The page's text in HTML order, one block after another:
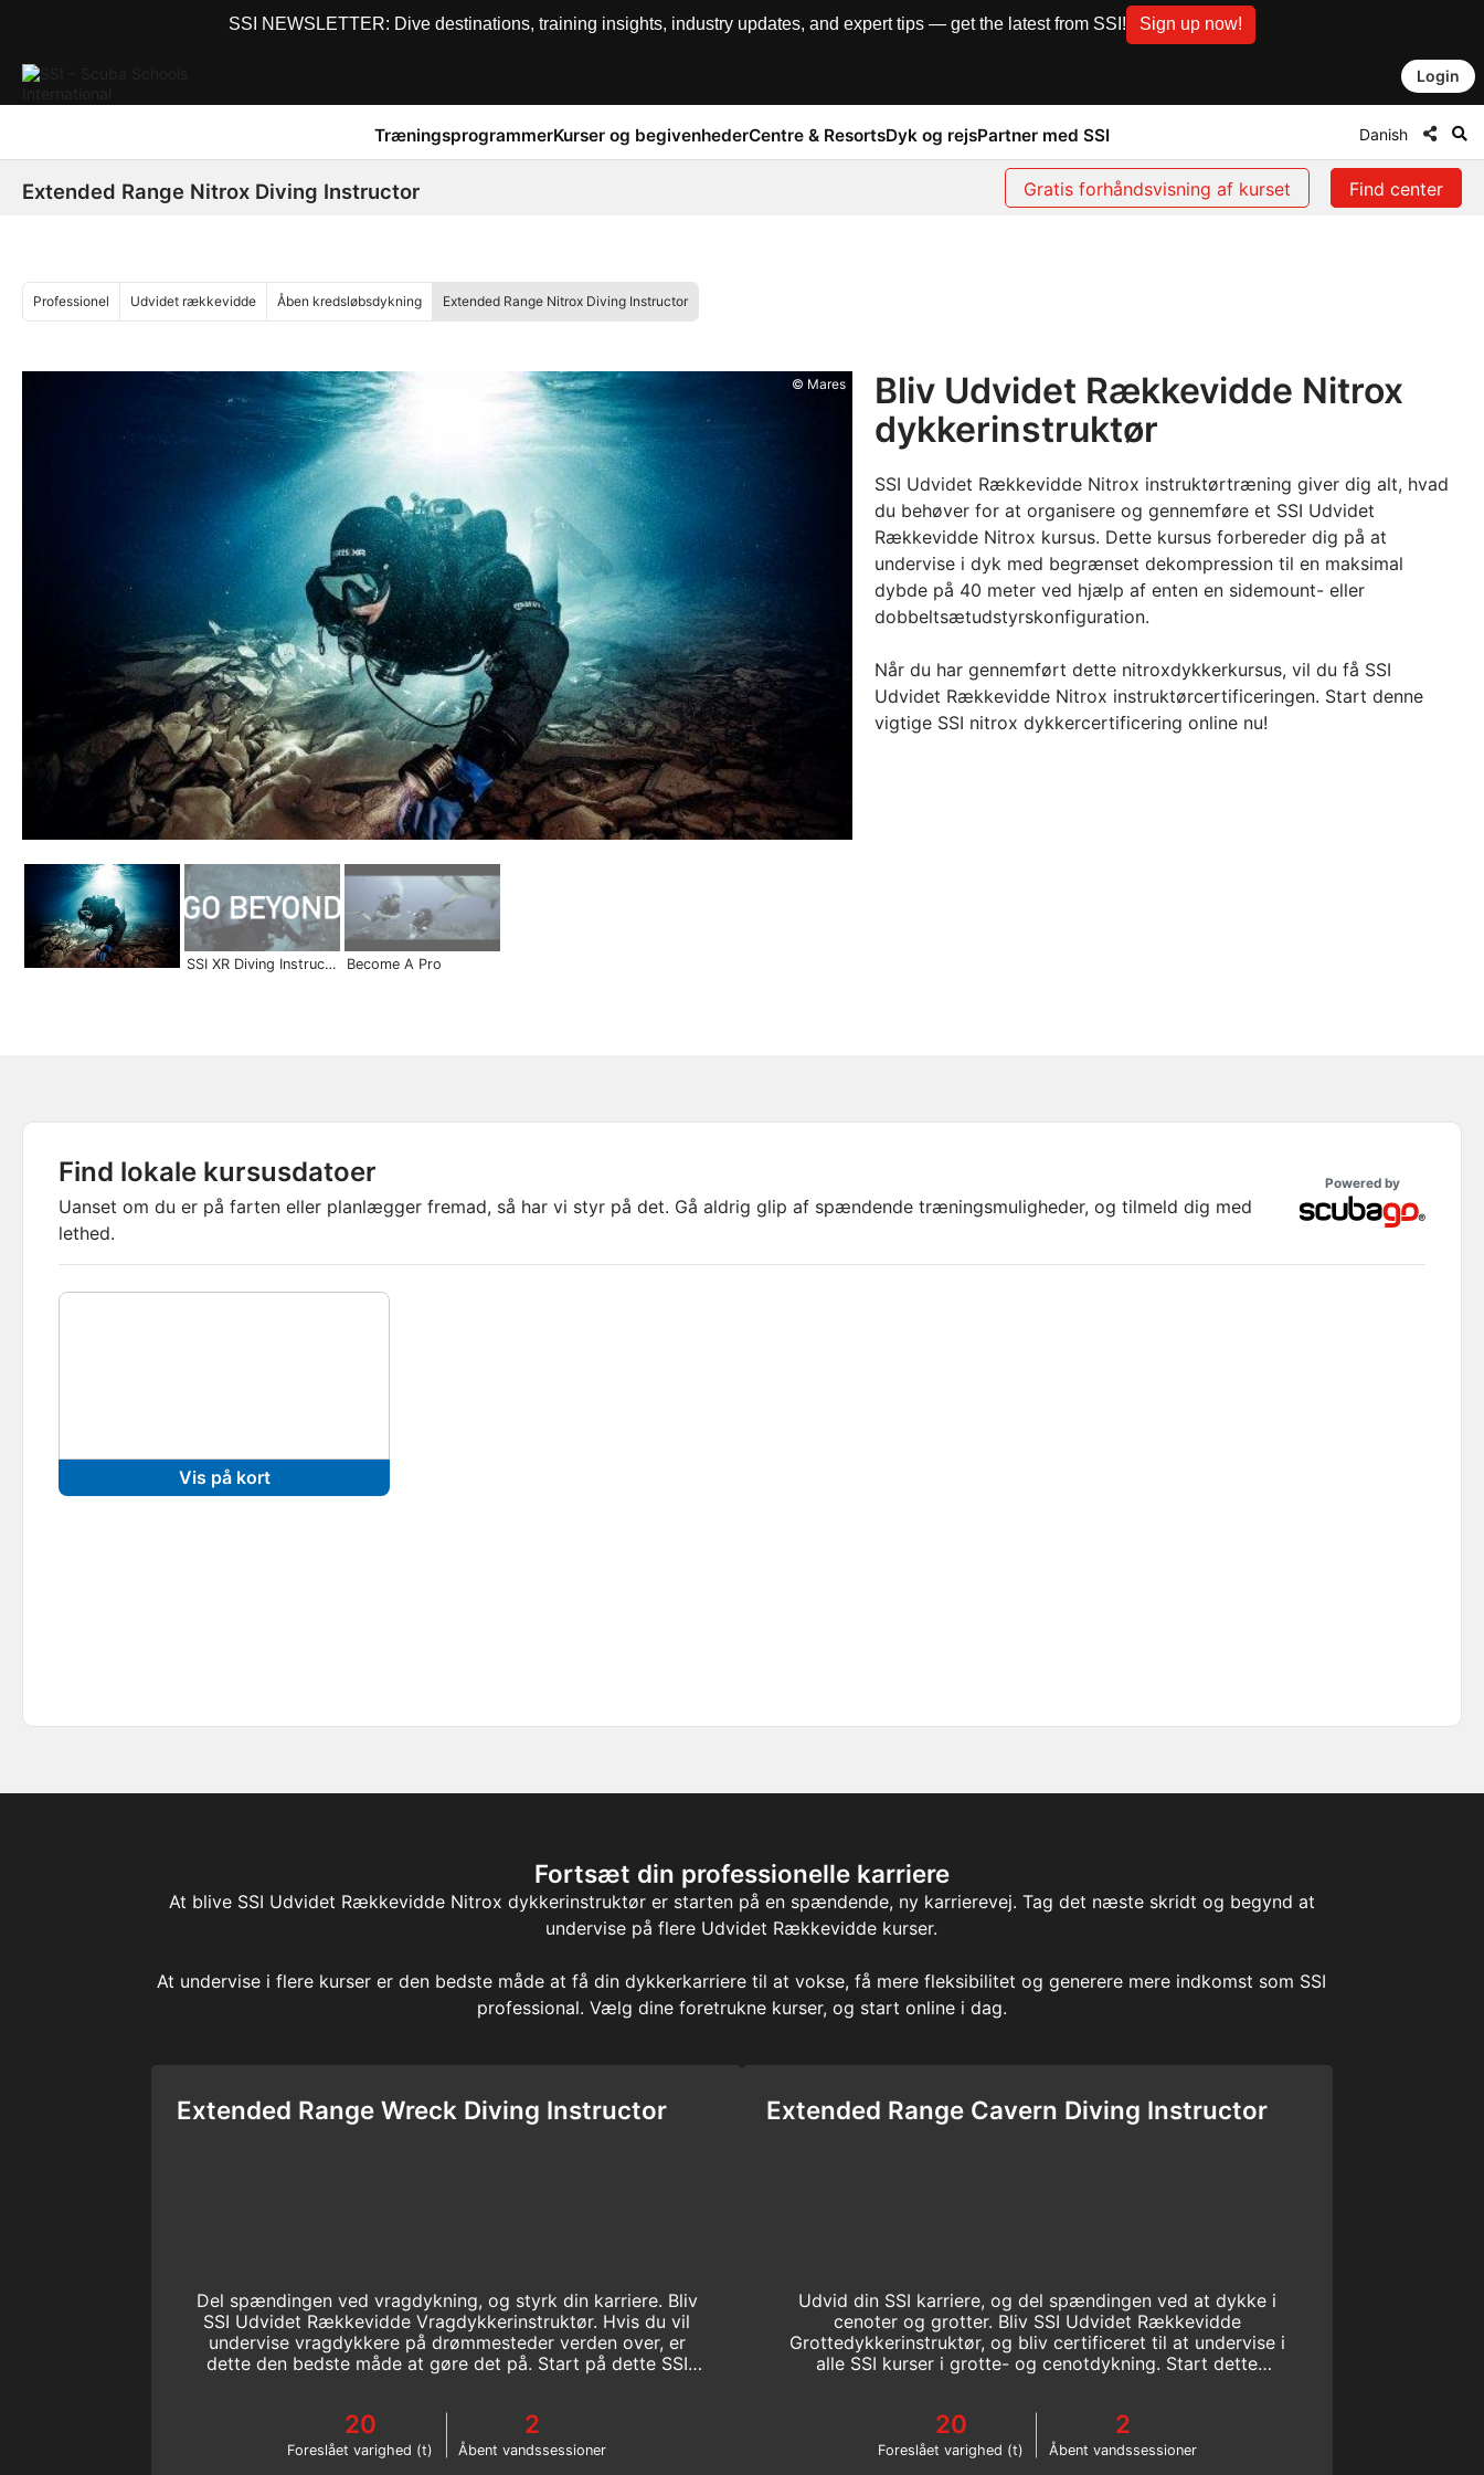
SSI NEWSLETTER: Dive destinations, training insights, industry updates, and expert tips — get the latest from SSI! Sign up now!
Login
TræningsprogrammerKurser og begivenhederCentre & ResortsDyk og rejsPartner med SSI Danish
Extended Range Nitrox Diving Instructor Gratis forhåndsvisning af kurset Find center
Professionel Udvidet rækkevidde Åben kredsløbsdykning Extended Range Nitrox Diving Instructor
© Mares
SSI XR Diving Instructor | Become a Pro Become A Pro
Bliv Udvidet Rækkevidde Nitrox
dykkerinstruktør
SSI Udvidet Rækkevidde Nitrox instruktørtræning giver dig alt, hvad
du behøver for at organisere og gennemføre et SSI Udvidet
Rækkevidde Nitrox kursus. Dette kursus forbereder dig på at
undervise i dyk med begrænset dekompression til en maksimal
dybde på 40 meter ved hjælp af enten en sidemount- eller
dobbeltsætudstyrskonfiguration.
Når du har gennemført dette nitroxdykkerkursus, vil du få SSI
Udvidet Rækkevidde Nitrox instruktørcertificeringen. Start denne
vigtige SSI nitrox dykkercertificering online nu!
Find lokale kursusdatoer
Uanset om du er på farten eller planlægger fremad, så har vi styr på det. Gå aldrig glip af spændende træningsmuligheder, og tilmeld dig med
lethed.
Powered by
Vis på kort
Fortsæt din professionelle karriere
At blive SSI Udvidet Rækkevidde Nitrox dykkerinstruktør er starten på en spændende, ny karrierevej. Tag det næste skridt og begynd at
undervise på flere Udvidet Rækkevidde kurser.
At undervise i flere kurser er den bedste måde at få din dykkerkarriere til at vokse, få mere fleksibilitet og generere mere indkomst som SSI
professional. Vælg dine foretrukne kurser, og start online i dag.
Extended Range Wreck Diving Instructor
Del spændingen ved vragdykning, og styrk din karriere. Bliv
SSI Udvidet Rækkevidde Vragdykkerinstruktør. Hvis du vil
undervise vragdykkere på drømmesteder verden over, er
dette den bedste måde at gøre det på. Start på dette SSI
20
Foreslået varighed (t)
2
Åbent vandssessioner
Extended Range Cavern Diving Instructor
Udvid din SSI karriere, og del spændingen ved at dykke i
cenoter og grotter. Bliv SSI Udvidet Rækkevidde
Grottedykkerinstruktør, og bliv certificeret til at undervise i
alle SSI kurser i grotte- og cenotdykning. Start dette
20
Foreslået varighed (t)
2
Åbent vandssessioner